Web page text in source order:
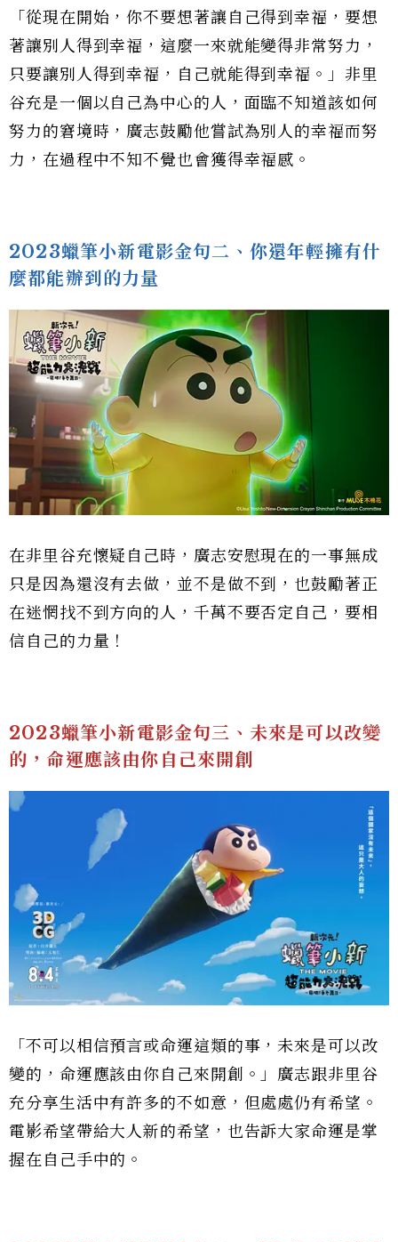
「從現在開始，你不要想著讓自己得到幸福，要想
著讓別人得到幸福，這麼一來就能變得非常努力，
只要讓別人得到幸福，自己就能得到幸福。」非里
谷充是一個以自己為中心的人，面臨不知道該如何
努力的窘境時，廣志鼓勵他嘗試為別人的幸福而努
力，在過程中不知不覺也會獲得幸福感。
2023蠟筆小新電影金句二、你還年輕擁有什
麼都能辦到的力量
在非里谷充懷疑自己時，廣志安慰現在的一事無成
只是因為還沒有去做，並不是做不到，也鼓勵著正
在迷惘找不到方向的人，千萬不要否定自己，要相
信自己的力量！
2023蠟筆小新電影金句三、未來是可以改變
的，命運應該由你自己來開創
「不可以相信預言或命運這類的事，未來是可以改
變的，命運應該由你自己來開創。」廣志跟非里谷
充分享生活中有許多的不如意，但處處仍有希望。
電影希望帶給大人新的希望，也告訴大家命運是掌
握在自己手中的。